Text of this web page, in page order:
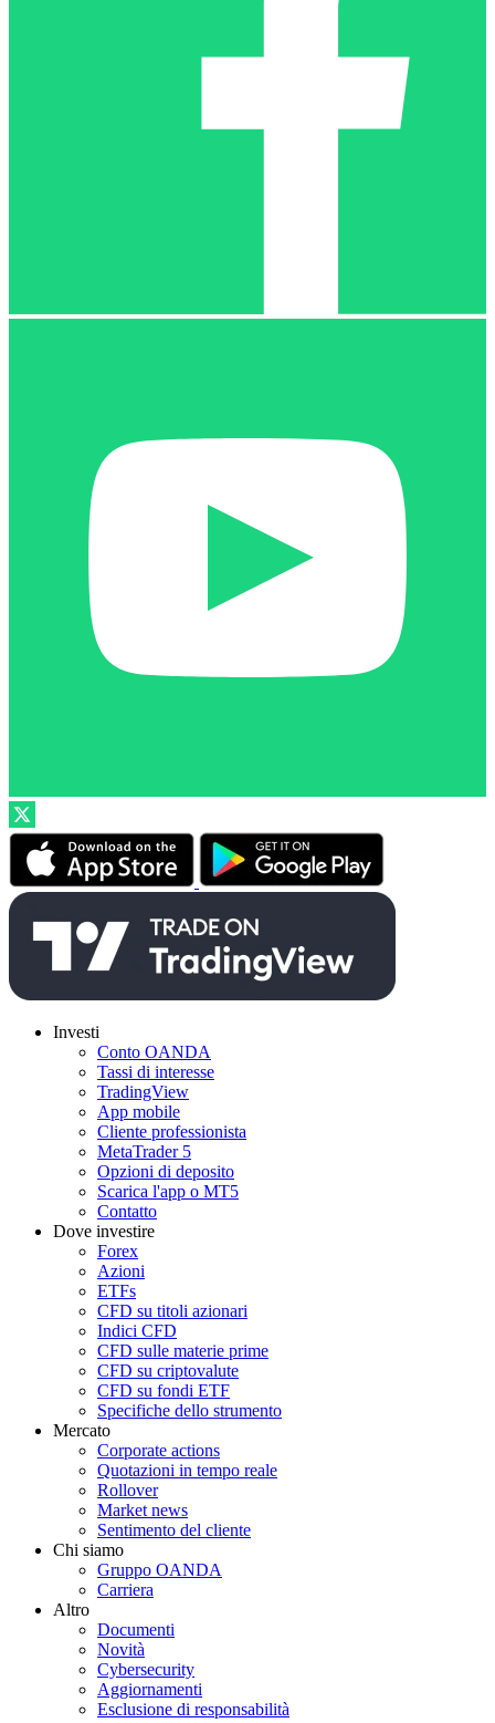
Investi
Conto OANDA
Tassi di interesse
TradingView
App mobile
Cliente professionista
MetaTrader 5
Opzioni di deposito
Scarica l'app o MT5
Contatto
Dove investire
Forex
Azioni
ETFs
CFD su titoli azionari
Indici CFD
CFD sulle materie prime
CFD su criptovalute
CFD su fondi ETF
Specifiche dello strumento
Mercato
Corporate actions
Quotazioni in tempo reale
Rollover
Market news
Sentimento del cliente
Chi siamo
Gruppo OANDA
Carriera
Altro
Documenti
Novità
Cybersecurity
Aggiornamenti
Esclusione di responsabilità